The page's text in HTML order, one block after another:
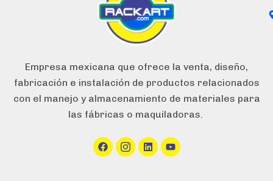
Empresa mexicana que ofrece la venta, diseño,
fabricación e instalación de productos relacionados
con el manejo y almacenamiento de materiales para
las fábricas o maquiladoras.